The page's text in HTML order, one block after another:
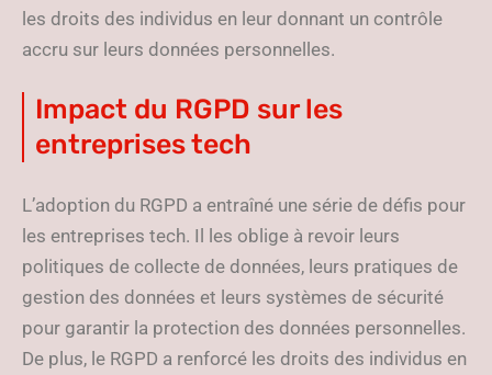
les droits des individus en leur donnant un contrôle
accru sur leurs données personnelles.
Impact du RGPD sur les
entreprises tech
L’adoption du RGPD a entraîné une série de défis pour
les entreprises tech. Il les oblige à revoir leurs
politiques de collecte de données, leurs pratiques de
gestion des données et leurs systèmes de sécurité
pour garantir la protection des données personnelles.
De plus, le RGPD a renforcé les droits des individus en